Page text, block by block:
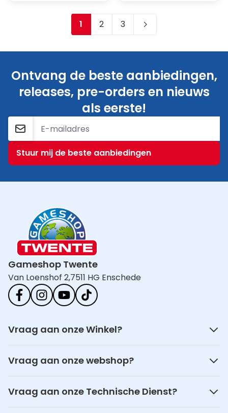
Je leest momenteel pagina
1 Pagina
2 Pagina
3
Ontvang de beste aanbiedingen,
releases, pre-orders en nieuws
als eerste!
E-mailadres
Stuur mij de beste aanbiedingen
Gameshop Twente
Van Loenshof 2,7511 HG Enschede
Vraag aan onze Winkel?
Vraag aan onze webshop?
Vraag aan onze Technische Dienst?